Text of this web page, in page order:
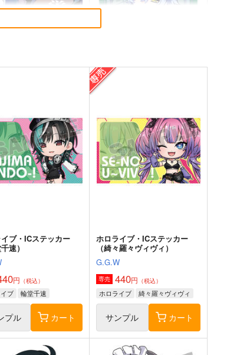
がギスギスしてる本
きそば
（税込）
博士 蛍
原神アクリルスタンド（フリ
ンズ）
G.G.W
専売 935円（税込）
原神 フリンズ
ブ・ICステッカー
速）
円 （税込）
ブ 輪堂千速
プル カート
ホロライブ・ICステッカー
（綺々羅々ヴィヴィ）
G.G.W
専売 440円 （税込）
ホロライブ 綺々羅々ヴィヴィ
サンプル カート